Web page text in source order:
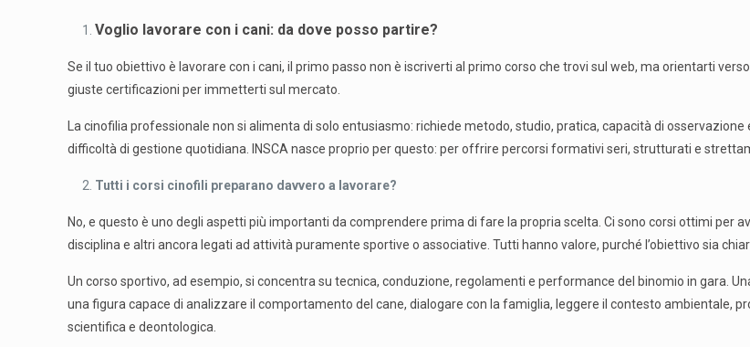
Voglio lavorare con i cani: da dove posso partire?
Se il tuo obiettivo è lavorare con i cani, il primo passo non è iscriverti al primo corso che trovi sul web, ma orientarti
giuste certificazioni per immetterti sul mercato.
La cinofilia professionale non si alimenta di solo entusiasmo: richiede metodo, studio, pratica, capacità di
difficoltà di gestione quotidiana. INSCA nasce proprio per questo: per offrire percorsi formativi seri, strutturati e
Tutti i corsi cinofili preparano davvero a lavorare?
No, e questo è uno degli aspetti più importanti da comprendere prima di fare la propria scelta. Ci sono corsi ottimi per
disciplina e altri ancora legati ad attività puramente sportive o associative. Tutti hanno valore, purché l’obiettivo sia
Un corso sportivo, ad esempio, si concentra su tecnica, conduzione, regolamenti e performance del binomio in gara.
una figura capace di analizzare il comportamento del cane, dialogare con la famiglia, leggere il contesto ambientale,
scientifica e deontologica.